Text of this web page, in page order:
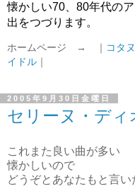
懐かしい70、80年代の
出をつづります。
ホームページ → ｜ コタ
イドル ｜
2005年9月30日金曜日
セリーヌ・ディ
これまた良い曲が多い
懐かしいので
どうぞとあなたもと言い